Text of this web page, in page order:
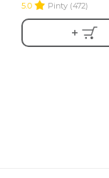
5.0
Pinty (472)